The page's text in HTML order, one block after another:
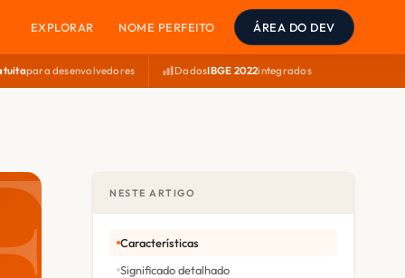
EXPLORAR NOME PERFEITO ÁREA DO DEV
para desenvolvedores DadosIBGE 2022integrados
NESTE ARTIGO
Características
Significado detalhado